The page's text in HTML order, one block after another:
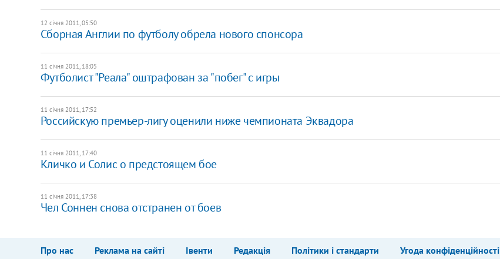
12 січня 2011, 05:50
Сборная Англии по футболу обрела нового спонсора
11 січня 2011, 18:05
Футболист "Реала" оштрафован за "побег" с игры
11 січня 2011, 17:52
Российскую премьер-лигу оценили ниже чемпионата Эквадора
11 січня 2011, 17:40
Кличко и Солис о предстоящем бое
11 січня 2011, 17:38
Чел Соннен снова отстранен от боев
Про нас Реклама на сайті Івенти Редакція Політики і стандарти Угода конфіденційності